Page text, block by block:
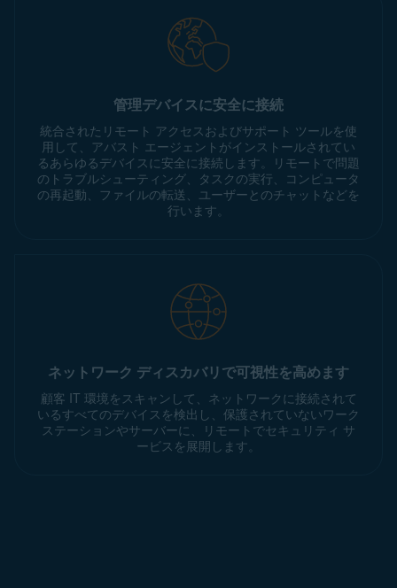
管理デバイスに安全に接続
統合されたリモート アクセスおよびサポート ツールを使
用して、アバスト エージェントがインストールされてい
るあらゆるデバイスに安全に接続します。リモートで問題
のトラブルシューティング、タスクの実行、コンピュータ
の再起動、ファイルの転送、ユーザーとのチャットなどを
行います。
ネットワーク ディスカバリで可視性を高めます
顧客 IT 環境をスキャンして、ネットワークに接続されて
いるすべてのデバイスを検出し、保護されていないワーク
ステーションやサーバーに、リモートでセキュリティ サ
ービスを展開します。